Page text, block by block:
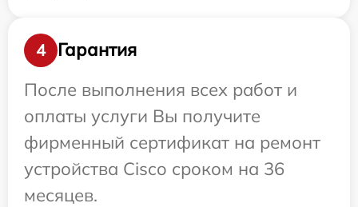
4
Гарантия
После выполнения всех работ и
оплаты услуги Вы получите
фирменный сертификат на ремонт
устройства Cisco сроком на 36
месяцев.